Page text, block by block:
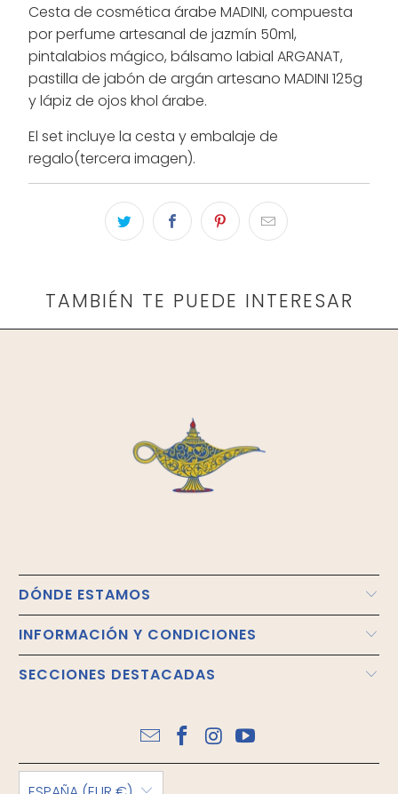
Cesta de cosmética árabe MADINI, compuesta
por perfume artesanal de jazmín 50ml,
pintalabios mágico, bálsamo labial ARGANAT,
pastilla de jabón de argán artesano MADINI 125g
y lápiz de ojos khol árabe.
El set incluye la cesta y embalaje de
regalo(tercera imagen).
TAMBIÉN TE PUEDE INTERESAR
DÓNDE ESTAMOS
INFORMACIÓN Y CONDICIONES
SECCIONES DESTACADAS